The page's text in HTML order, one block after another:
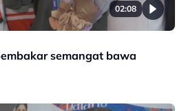
02:08
semangat bawa